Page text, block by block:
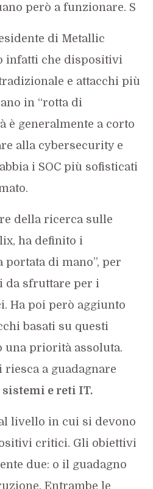
però a funzionare. S
di Metallic
infatti che dispositivi
e attacchi più
in “rotta di
è generalmente a corto
alla cybersecurity e
i SOC più sofisticati
della ricerca sulle
ha definito i
di mano”, per
da sfruttare per i
Ha poi però aggiunto
basati su questi
priorità assoluta.
a guadagnare
sistemi e reti IT.
livello in cui si devono
critici. Gli obiettivi
due: o il guadagno
Entrambe le